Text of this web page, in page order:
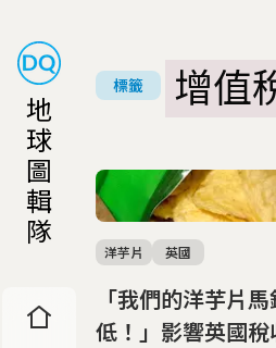
地
球
圖
輯
隊
標籤 增值
「我們的洋芋片
低！」影響英國
洋芋片 英國